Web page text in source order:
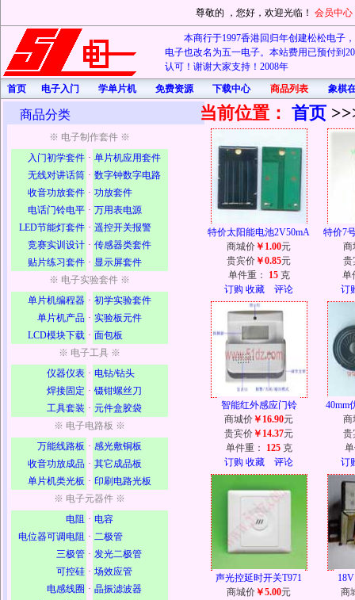
尊敬的 ，您好，欢迎光临！ 会员中心
本商行于1997香港回归年创建松松电子
电子也改名为五一电子。本站费用已预付到
认可！谢谢大家支持！2008年
首页
电子入门 学单片机 免费资源 下载中心 商品列表 象棋
商品分类
※ 电子制作套件 ※
入门初学套件 · 单片机应用套件
无线对讲话筒 · 数字钟数字电路
收音功放套件 · 功放套件
电话门铃电平 · 万用表电源
LED节能灯套件 · 遥控开关报警
竞赛实训设计 · 传感器类套件
贴片练习套件 · 显示屏套件
※ 电子实验套件 ※
单片机编程器 · 初学实验套件
单片机产品 · 实验板元件
LCD模块下载 · 面包板
※ 电子工具 ※
仪器仪表 · 电钻/钻头
焊接固定 · 镊钳螺丝刀
工具套装 · 元件盒胶袋
※ 电子电路板 ※
万能线路板 · 感光敷铜板
收音功放成品 · 其它成品板
单片机类光板 · 印刷电路光板
※ 电子元器件 ※
电阻 · 电容
电位器可调电阻 · 二极管
三极管 · 发光二极管
可控硅 · 场效应管
电感线圈 · 晶振滤波器
当前位置： 首页
特价太阳能电池2V50mA
商城价 ￥1.00元
贵宾价 ￥0.85元
单件重：
15 克
订购 收藏 评论
特价7
商
贵
单
订
智能红外感应门铃
商城价 ￥16.90元
贵宾价 ￥14.37元
单件重：
125 克
订购 收藏 评论
40mm
商
贵
订
声光控延时开关T971
商城价 ￥5.00元
商